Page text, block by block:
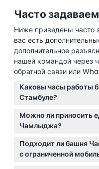
Часто
Ниже приведены часто
вас есть
дополнительное
нашей командой через
обратной связи или
Каковы часы работы
Стамбуле?
Башня Чамлыджа
22:00, что дает вам
насладиться
питания. (время
уточняйте при
Можно ли приносить
Чамлыджа?
Нет, приносить еду и
заведения не
приятное пребывание
Подходит ли башня
с ограниченной
Дети в возрасте от 6